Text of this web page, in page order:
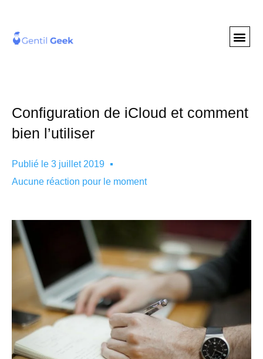
Configuration de iCloud et comment
bien l’utiliser
Publié le 3 juillet 2019
Aucune réaction pour le moment